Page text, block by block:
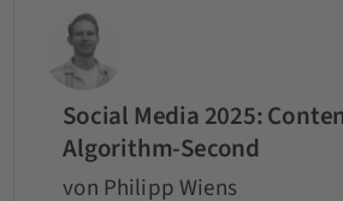
Social Media 2025:
Algorithm-Second
von Philipp Wiens